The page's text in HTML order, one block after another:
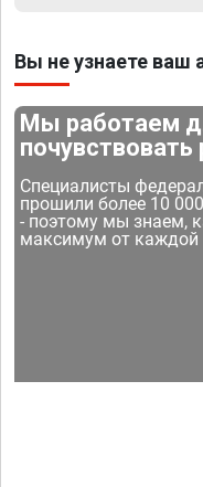
Вы не узнаете ваш
Мы работаем
почувствовать
Специалисты
прошили более 10
- поэтому мы знаем,
максимум от